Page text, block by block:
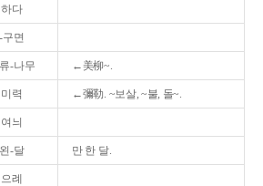
하다
-구면
-나무 ←美柳~.
미력 ←彌勒. ~보살, ~불, 돌~.
여늬
왼-달 만 한 달.
으례